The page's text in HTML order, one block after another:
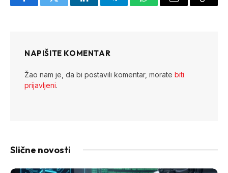
FacebookTwitter LinkedInTelegramWhatsAppEmail
Copy
NAPIŠITE KOMENTAR
Žao nam je, da bi postavili komentar, morate biti
prijavljeni.
Slične novosti